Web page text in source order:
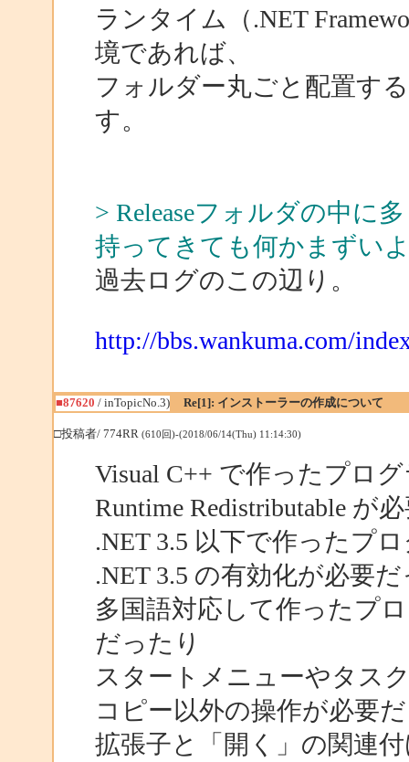
ランタイム（.NET
境であれば、
フォルダー丸ごと配置す
す。
> Releaseフォルダの中に
持ってきても何かまずい
過去ログのこの辺り。
http://bbs.wankuma.com/
■87620 / inTopicNo.3) Re[1]: インストーラーの作成について
□投稿者/ 774RR (610回)-(2018/06/14(Thu) 11:14:30)
Visual C++ で作ったプロ
Runtime Redistributable が
.NET 3.5 以下で作ったプ
.NET 3.5 の有効化が必要
多国語対応して作ったプ
だったり
スタートメニューやタス
コピー以外の操作が必要
拡張子と「開く」の関連